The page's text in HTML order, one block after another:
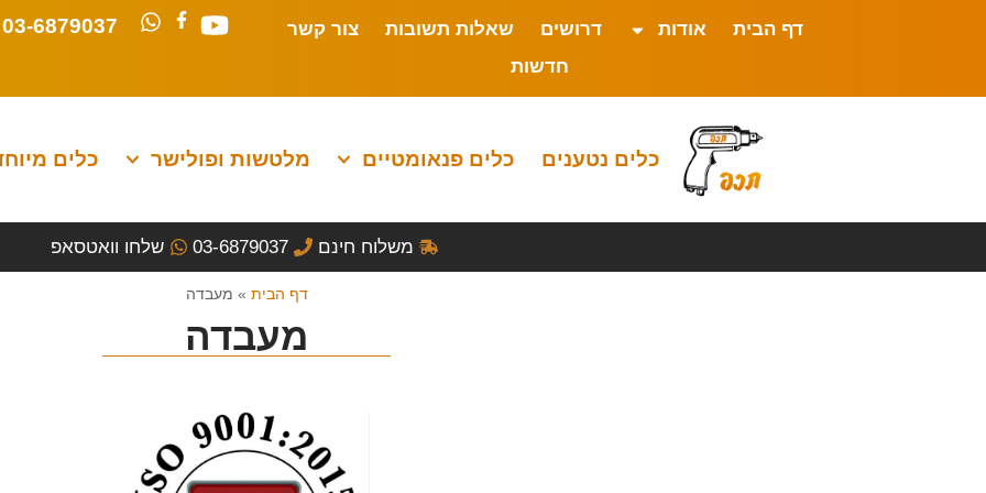
דף הבית אודות דרושים שאלות תשובות
צור קשר
חדשות
03-6879037
כלים נטענים כלים פנאומטיים מלטשות ופולישר כלים
משלוח חינם 03-6879037 שלחו וואטסאפ
דף הבית » מעבדה
מעבדה